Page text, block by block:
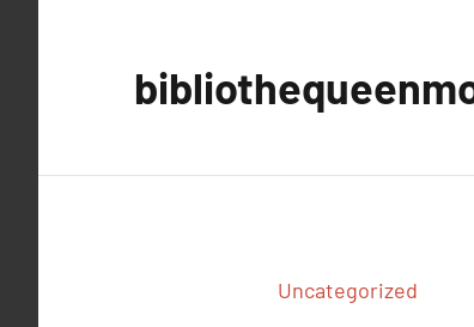
Uncategorized